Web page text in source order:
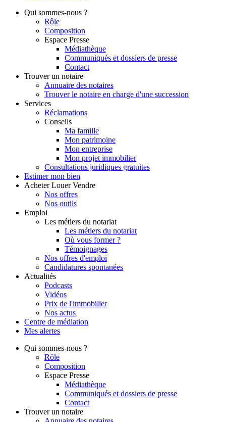
Qui sommes-nous ?
Rôle
Composition
Espace Presse
Médiathèque
Communiqués et dossiers de presse
Contact
Trouver un notaire
Annuaire des notaires
Trouver le notaire en charge d'une succession
Services
Réclamations
Conseils
Ma famille
Mon patrimoine
Mon entreprise
Mon projet immobilier
Consultations juridiques gratuites
Estimer mon bien
Acheter Louer Vendre
Nos offres
Nos outils
Emploi
Les métiers du notariat
Les métiers du notariat
Où vous former ?
Témoignages
Nos offres d'emploi
Candidatures spontanées
Actualités
Podcasts
Vidéos
Prix de l'immobilier
Nos actus
Centre de médiation
Mes alertes
Qui sommes-nous ?
Rôle
Composition
Espace Presse
Médiathèque
Communiqués et dossiers de presse
Contact
Trouver un notaire